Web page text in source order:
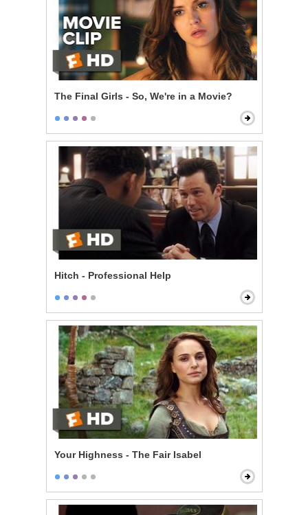
The Final Girls - So, We're in a Movie?
Hitch - Professional Help
Your Highness - The Fair Isabel